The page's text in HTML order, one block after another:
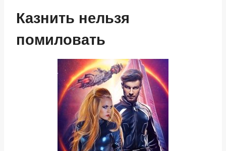
Казнить нельзя
помиловать